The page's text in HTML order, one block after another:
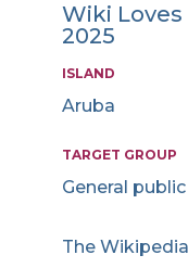
Wiki
2025
ISLAND
Aruba
TARGET GROUP
General
The